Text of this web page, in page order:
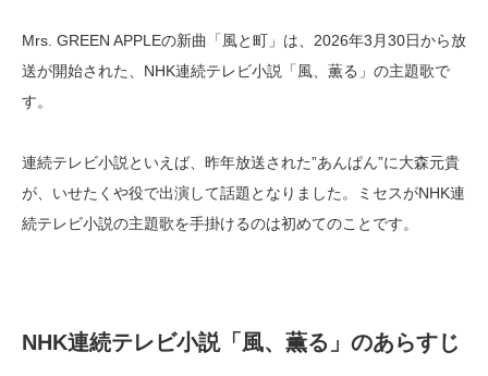
Mrs. GREEN APPLEの新曲「風と町」は、2026年3月30日から放
送が開始された、NHK連続テレビ小説「風、薫る」の主題歌で
す。
連続テレビ小説といえば、昨年放送された”あんぱん”に大森元貴
が、いせたくや役で出演して話題となりました。ミセスがNHK連
続テレビ小説の主題歌を手掛けるのは初めてのことです。
NHK連続テレビ小説「風、薫る」のあらすじ